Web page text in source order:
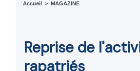
Accueil > MAGAZINE
Reprise de
rapatriés